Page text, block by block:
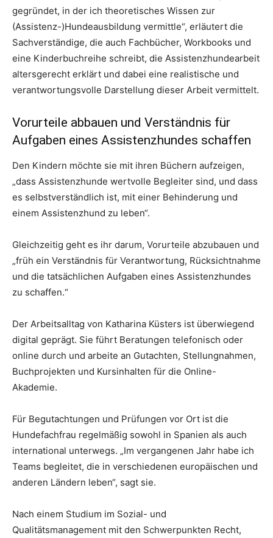
gegründet, in der ich theoretisches Wissen zur
(Assistenz-)Hundeausbildung vermittle“, erläutert die
Sachverständige, die auch Fachbücher, Workbooks und
eine Kinderbuchreihe schreibt, die Assistenzhundearbeit
altersgerecht erklärt und dabei eine realistische und
verantwortungsvolle Darstellung dieser Arbeit vermittelt.
Vorurteile abbauen und Verständnis für
Aufgaben eines Assistenzhundes schaffen
Den Kindern möchte sie mit ihren Büchern aufzeigen,
„dass Assistenzhunde wertvolle Begleiter sind, und dass
es selbstverständlich ist, mit einer Behinderung und
einem Assistenzhund zu leben“.
Gleichzeitig geht es ihr darum, Vorurteile abzubauen und
„früh ein Verständnis für Verantwortung, Rücksichtnahme
und die tatsächlichen Aufgaben eines Assistenzhundes
zu schaffen.“
Der Arbeitsalltag von Katharina Küsters ist überwiegend
digital geprägt. Sie führt Beratungen telefonisch oder
online durch und arbeite an Gutachten, Stellungnahmen,
Buchprojekten und Kursinhalten für die Online-
Akademie.
Für Begutachtungen und Prüfungen vor Ort ist die
Hundefachfrau regelmäßig sowohl in Spanien als auch
international unterwegs. „Im vergangenen Jahr habe ich
Teams begleitet, die in verschiedenen europäischen und
anderen Ländern leben“, sagt sie.
Nach einem Studium im Sozial- und
Qualitätsmanagement mit den Schwerpunkten Recht,